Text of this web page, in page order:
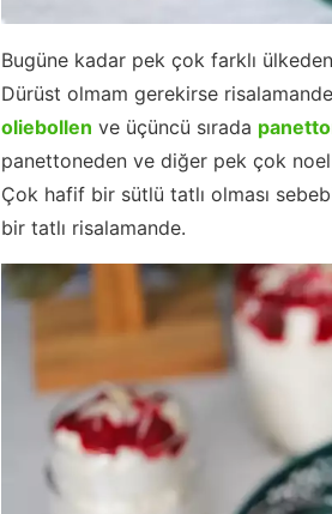
Bugüne kadar pek çok farklı
Dürüst olmam gerekirse
oliebollen ve üçüncü sırada
panettoneden ve diğer pek çok noel
Çok hafif bir sütlü tatlı olması
bir tatlı risalamande.